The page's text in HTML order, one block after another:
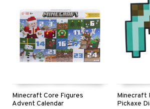
Minecraft Core Figures
Advent Calendar
Minecraft
Pickaxe